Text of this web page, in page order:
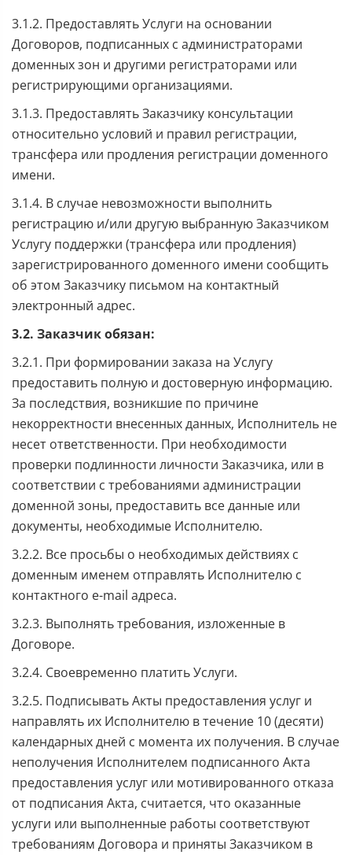
3.1.2. Предоставлять Услуги на основании
Договоров, подписанных с администраторами
доменных зон и другими регистраторами или
регистрирующими организациями.
3.1.3. Предоставлять Заказчику консультации
относительно условий и правил регистрации,
трансфера или продления регистрации доменного
имени.
3.1.4. В случае невозможности выполнить
регистрацию и/или другую выбранную Заказчиком
Услугу поддержки (трансфера или продления)
зарегистрированного доменного имени сообщить
об этом Заказчику письмом на контактный
электронный адрес.
3.2. Заказчик обязан:
3.2.1. При формировании заказа на Услугу
предоставить полную и достоверную информацию.
За последствия, возникшие по причине
некорректности внесенных данных, Исполнитель не
несет ответственности. При необходимости
проверки подлинности личности Заказчика, или в
соответствии с требованиями администрации
доменной зоны, предоставить все данные или
документы, необходимые Исполнителю.
3.2.2. Все просьбы о необходимых действиях с
доменным именем отправлять Исполнителю с
контактного e-mail адреса.
3.2.3. Выполнять требования, изложенные в
Договоре.
3.2.4. Своевременно платить Услуги.
3.2.5. Подписывать Акты предоставления услуг и
направлять их Исполнителю в течение 10 (десяти)
календарных дней с момента их получения. В случае
неполучения Исполнителем подписанного Акта
предоставления услуг или мотивированного отказа
от подписания Акта, считается, что оказанные
услуги или выполненные работы соответствуют
требованиям Договора и приняты Заказчиком в